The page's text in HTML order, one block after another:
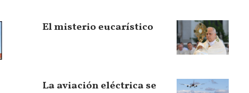
El misterio eucarístico
La aviación eléctrica se